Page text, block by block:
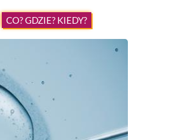
CO? GDZIE? KIEDY?